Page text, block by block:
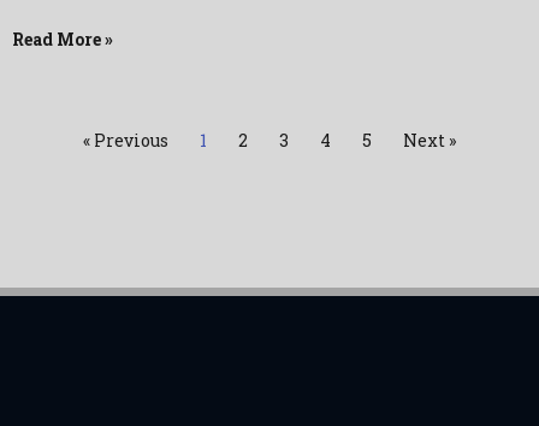
Read More »
« Previous 1 2 3 4 5 Next »